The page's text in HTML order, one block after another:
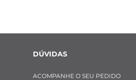
DÚVIDAS
ACOMPANHE O SEU PEDIDO